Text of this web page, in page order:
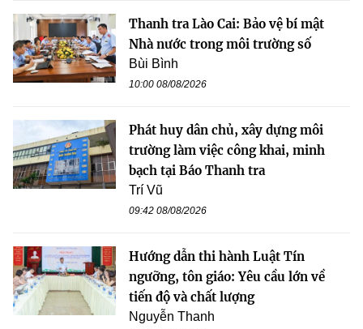
Thanh tra Lào Cai: Bảo vệ bí mật
Nhà nước trong môi trường số
Bùi Bình
10:00 08/08/2026
Phát huy dân chủ, xây dựng môi
trường làm việc công khai, minh
bạch tại Báo Thanh tra
Trí Vũ
09:42 08/08/2026
Hướng dẫn thi hành Luật Tín
ngưỡng, tôn giáo: Yêu cầu lớn về
tiến độ và chất lượng
Nguyễn Thanh